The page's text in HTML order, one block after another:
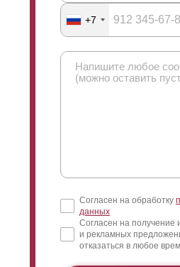
+7
Согласен на обработку
данных
Согласен на получение
и рекламных
отказаться в любое